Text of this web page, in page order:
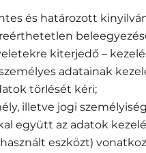
és határozott
kiterjedő –
adatainak
törlését kéri;
illetve jogi
együtt az adatok
eszközt)